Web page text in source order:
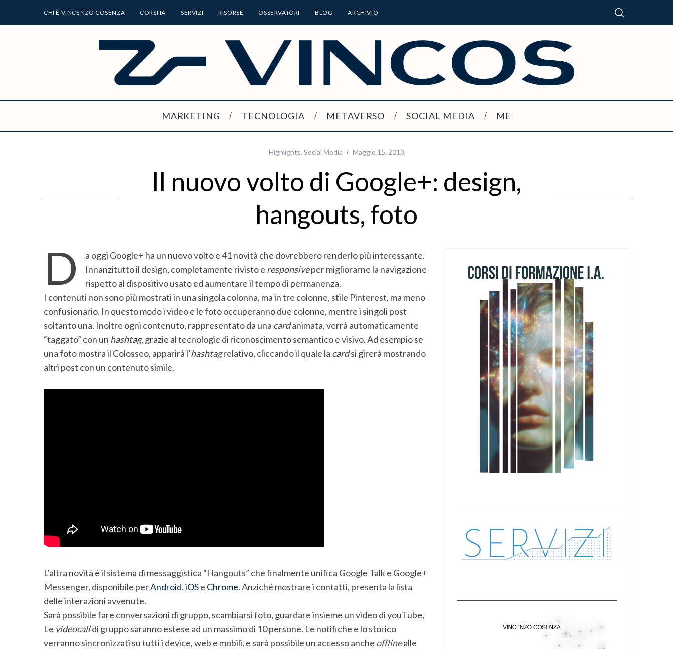
CHI È VINCENZO COSENZA CORSI IA SERVIZI RISORSE OSSERVATORI BLOG ARCHIVIO
MARKETING TECNOLOGIA METAVERSO SOCIAL MEDIA ME
Highlights, Social Media Maggio 15, 2013
Il nuovo volto di Google+: design,
hangouts, foto
D
a oggi Google+ ha un nuovo volto e 41 novità che dovrebbero renderlo più interessante.
Innanzitutto il design, completamente rivisto e responsiveper migliorarne la navigazione
rispetto al dispositivo usato ed aumentare il tempo di permanenza.
I contenuti non sono più mostrati in una singola colonna, ma in tre colonne, stile Pinterest, ma meno
confusionario. In questo modo i video e le foto occuperanno due colonne, mentre i singoli post
soltanto una. Inoltre ogni contenuto, rappresentato da una cardanimata, verrà automaticamente
“taggato” con un hashtag, grazie al tecnologie di riconoscimento semantico e visivo. Ad esempio se
una foto mostra il Colosseo, apparirà l’hashtagrelativo, cliccando il quale la cardsi girerà mostrando
altri post con un contenuto simile.
L’altra novità è il sistema di messaggistica “Hangouts” che finalmente unifica Google Talk e Google+
Messenger, disponibile perAndroid,iOSe Chrome. Anziché mostrare i contatti, presenta la lista
delle interazioni avvenute.
Sarà possibile fare conversazioni di gruppo, scambiarsi foto, guardare insieme un video di youTube,
Le videocalldi gruppo saranno estese ad un massimo di 10 persone. Le notifiche e lo storico
verranno sincronizzati su tutti i device, web e mobili, e sarà possibile un accesso anche offlinealle